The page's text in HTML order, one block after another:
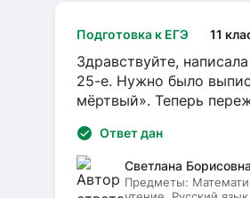
Подготовка к ЕГЭ 11
Здравствуйте,
25-е. Нужно было
мёртвый». Теперь
Ответ дан
Светлана Борисовна
Предметы: